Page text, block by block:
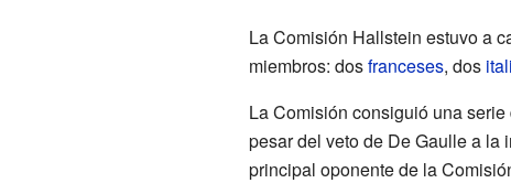
La Comisión Hallstein estuvo a
miembros: dosfranceses, dos
La Comisión consiguió una
pesar del veto de De Gaulle a la
principal oponente de la